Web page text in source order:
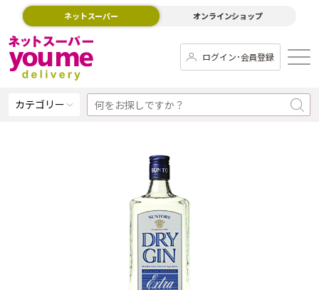
ネットスーパー オンラインショップ
ログイン･会員登録
カテゴリー